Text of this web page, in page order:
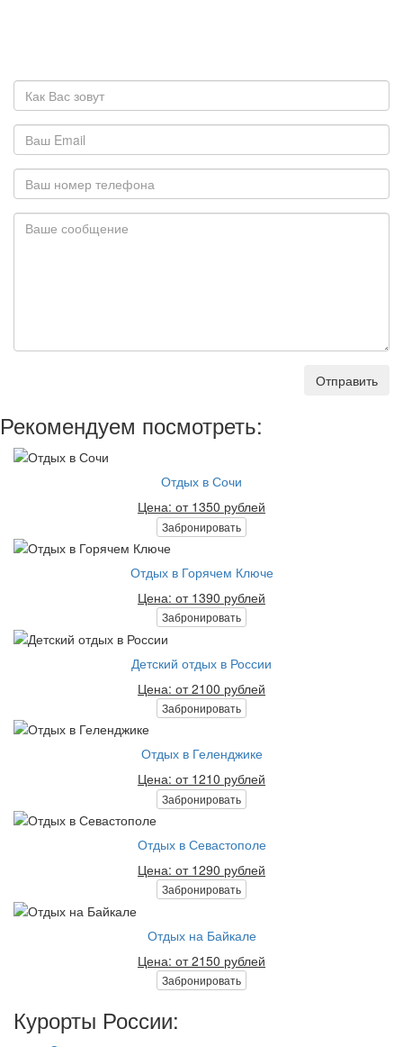
Отправить
Рекомендуем посмотреть:
Отдых в Сочи
Цена: от 1350 рублей
Забронировать
Отдых в Горячем Ключе
Цена: от 1390 рублей
Забронировать
Детский отдых в России
Цена: от 2100 рублей
Забронировать
Отдых в Геленджике
Цена: от 1210 рублей
Забронировать
Отдых в Севастополе
Цена: от 1290 рублей
Забронировать
Отдых на Байкале
Цена: от 2150 рублей
Забронировать
Курорты России: